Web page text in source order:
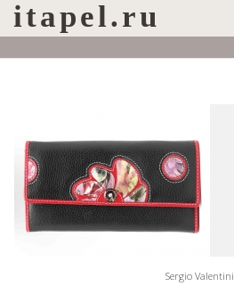
itapel.ru
Sergio Valentini